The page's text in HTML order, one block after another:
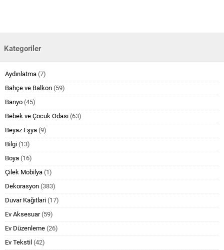
Kategoriler
Aydınlatma (7)
Bahçe ve Balkon (59)
Banyo (45)
Bebek ve Çocuk Odası (63)
Beyaz Eşya (9)
Bilgi (13)
Boya (16)
Çilek Mobilya (1)
Dekorasyon (383)
Duvar Kağıtlari (17)
Ev Aksesuar(59)
Ev Düzenleme (26)
Ev Tekstil (42)